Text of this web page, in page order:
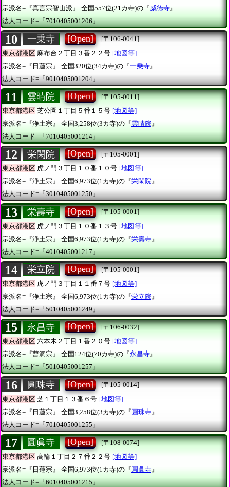
宗派名=『真言宗智山派』
全国557位(21カ寺)の『威徳寺』
法人コード=「7010405001206」
10 一乗寺 [Open]
[〒106-0041]
東京都港区 麻布台２丁目３番２２号 [地図等]
宗派名=『日蓮宗』
全国320位(34カ寺)の『一乗寺 』
法人コード=「9010405001204」
11 雲晴院 [Open]
[〒105-0011]
東京都港区 芝公園１丁目５番１５号 [地図等]
宗派名=『浄土宗』
全国3,258位(3カ寺)の『雲晴院 』
法人コード=「7010405001214」
12 栄閑院 [Open]
[〒105-0001]
東京都港区 虎ノ門３丁目１０番１０号 [地図等]
宗派名=『浄土宗』
全国6,973位(1カ寺)の『栄閑院』
法人コード=「3010405001250」
13 栄壽寺 [Open]
[〒105-0001]
東京都港区 虎ノ門３丁目１０番１３号 [地図等]
宗派名=『浄土宗』
全国6,973位(1カ寺)の『栄壽寺 』
法人コード=「4010405001217」
14 栄立院 [Open]
[〒105-0001]
東京都港区 虎ノ門３丁目１１番７号 [地図等]
宗派名=『浄土宗』
全国6,973位(1カ寺)の『栄立院 』
法人コード=「5010405001249」
15 永昌寺 [Open]
[〒106-0032]
東京都港区 六本木２丁目１番２０号 [地図等]
宗派名=『曹洞宗』
全国124位(70カ寺)の『永昌寺』
法人コード=「5010405001257」
16 圓珠寺 [Open]
[〒105-0014]
東京都港区 芝１丁目１３番６号 [地図等]
宗派名=『日蓮宗』
全国3,258位(3カ寺)の『圓珠寺 』
法人コード=「7010405001255」
17 圓眞寺 [Open]
[〒108-0074]
東京都港区 高輪１丁目２７番２２号 [地図等]
宗派名=『日蓮宗』
全国6,973位(1カ寺)の『 圓眞寺 』
法人コード=「6010405001215」